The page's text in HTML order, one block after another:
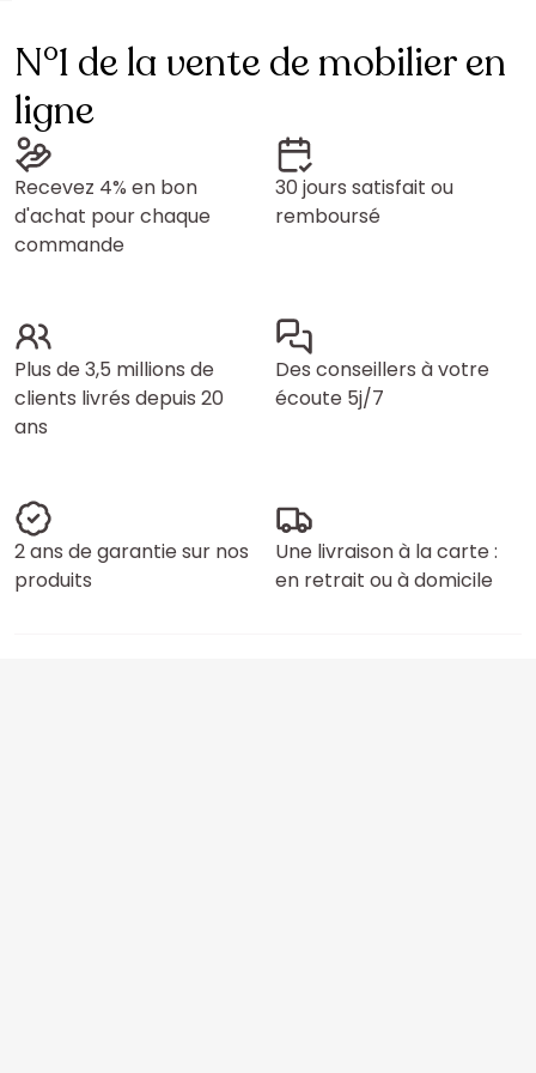
N°1 de la vente de mobilier en
ligne
Recevez 4% en bon
d'achat pour chaque
commande
30 jours satisfait ou
remboursé
Plus de 3,5 millions de
clients livrés depuis 20
ans
Des conseillers à votre
écoute 5j/7
2 ans de garantie sur nos
produits
Une livraison à la carte :
en retrait ou à domicile